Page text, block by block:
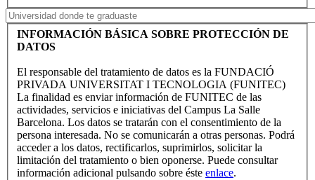
INFORMACIÓN BÁSICA SOBRE PROTECCIÓN DE
DATOS
El responsable del tratamiento de datos es la FUNDACIÓ
PRIVADA UNIVERSITAT I TECNOLOGIA (FUNITEC)
La finalidad es enviar información de FUNITEC de las
actividades, servicios e iniciativas del Campus La Salle
Barcelona. Los datos se tratarán con el consentimiento de la
persona interesada. No se comunicarán a otras personas. Podrá
acceder a los datos, rectificarlos, suprimirlos, solicitar la
limitación del tratamiento o bien oponerse. Puede consultar
información adicional pulsando sobre éste enlace.